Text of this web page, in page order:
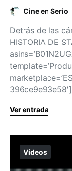
Cine en Serio
Detrás de las
HISTORIA DE
396ce9e93e58′]
Ver entrada
Vídeos